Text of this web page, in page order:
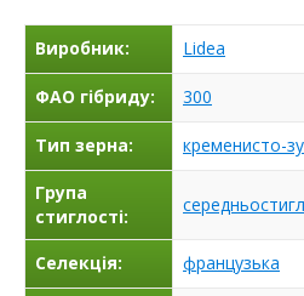
Виробник: Lidea
ФАО гібриду: 300
Тип зерна: кременисто-
Група
стиглості:
Селекція: французька